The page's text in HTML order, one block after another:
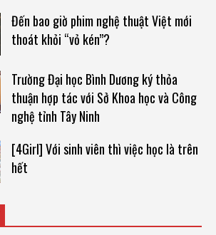
Đến bao giờ phim nghệ thuật Việt mới
thoát khỏi “vỏ kén”?
Trường Đại học Bình Dương ký thỏa
thuận hợp tác với Sở Khoa học và Công
nghệ tỉnh Tây Ninh
[4Girl] Với sinh viên thì việc học là trên
hết